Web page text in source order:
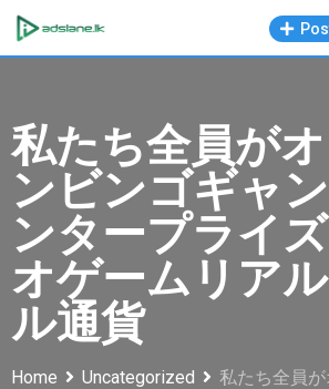
Skip
私たち全員が
ンビンゴギャ
ンタープライ
オゲームリア
ル通貨
Home Uncategorized
私たち全員